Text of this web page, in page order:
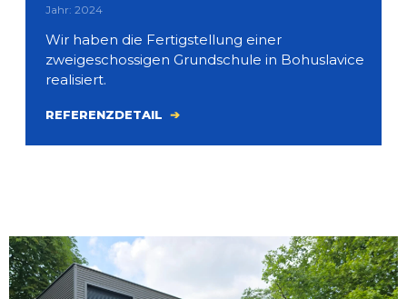
Jahr: 2024
Wir haben die Fertigstellung einer
zweigeschossigen Grundschule in Bohuslavice
realisiert.
REFERENZDETAIL